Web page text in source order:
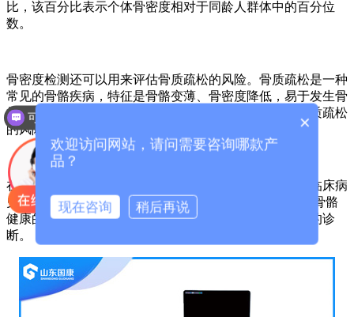
比，该百分比表示个体骨密度相对于同龄人群体中的百分位
数。
骨密度检测还可以用来评估骨质疏松的风险。骨质疏松是一种
常见的骨骼疾病，特征是骨骼变薄、骨密度降低，易于发生骨
折。骨密度仪进行骨密度检测可以帮助医生评估个体骨质疏松
的风险，及早采取预防和治疗措施。
在骨密度检测报告解读过程中，还需要综合考虑个体的临床病
史、家族史和其他辅助检查结果。虽然T值和Z值是评估骨骼
健康的重要指标，但并不能单凭这两个指标就做出准确的诊
断。
×
欢迎访问网站，请问需要咨询哪款产
品？
现在咨询 稍后再说